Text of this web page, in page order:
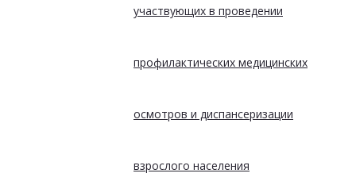
участвующих в проведении
профилактических медицинских
осмотров и диспансеризации
взрослого населения